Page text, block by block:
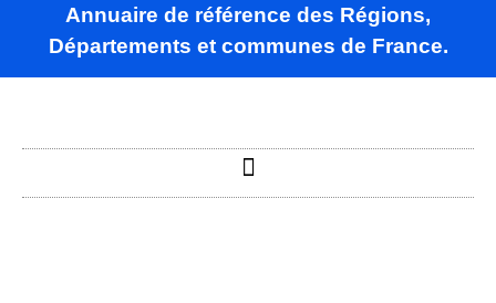
Annuaire de référence des Régions,
Départements et communes de France.